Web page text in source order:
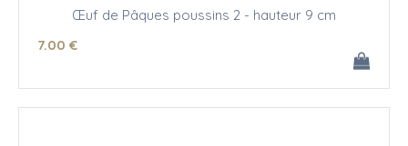
Œuf de Pâques poussins 2 - hauteur 9 cm
7.00 €